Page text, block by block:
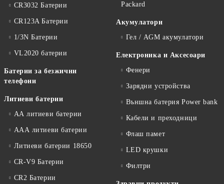
CR3032 Батерии
CR123A Батерии
1/3N Батерии
VL2020 батерии
Батерии за безжични
телефони
Литиеви батерии
АА литиеви батерии
ААА литиеви батерии
Литиеви батерии 18650
CR-V9 Батерии
CR2 Батерии
Packard
Акумулатори
Гел / AGM акумулатори
Електроника и Аксесоари
Фенери
Зарядни устройства
Външна батерия Power bank
Кабели и преходници
Флаш памет
LED крушки
Филтри